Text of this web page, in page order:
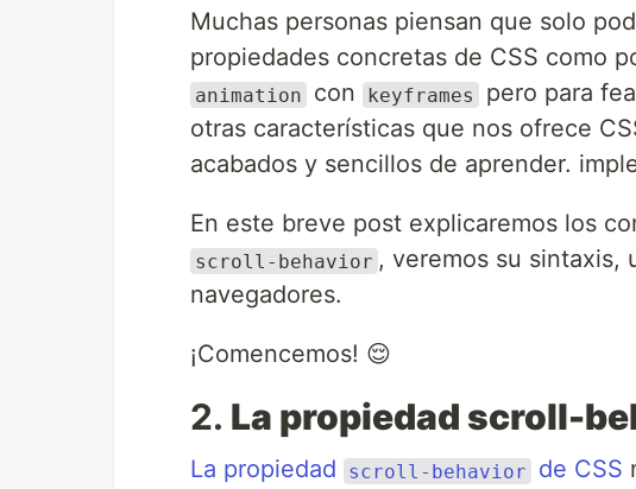
Muchas personas piensan que solo
propiedades concretas de CSS como
animation con keyframes
pero para
otras características que nos ofrece
acabados y sencillos de aprender.
En este breve post explicaremos los
scroll-behavior , veremos su sintaxis,
navegadores.
¡Comencemos! 😌
2. La propiedad scroll-
La propiedad scroll-behavior de CSS